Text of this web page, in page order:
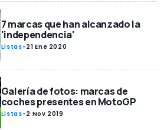
7 marcas que han alcanzado la
'independencia'
Listas-21 Ene 2020
Galería de fotos: marcas de
coches presentes en MotoGP
Listas-2 Nov 2019